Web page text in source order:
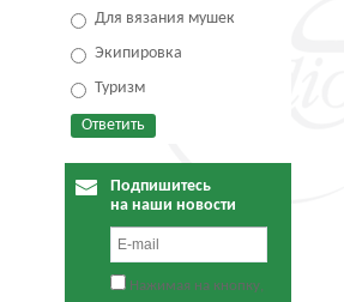
Для вязания мушек
Экипировка
Туризм
Подпишитесь
на наши новости
Нажимая на кнопку,